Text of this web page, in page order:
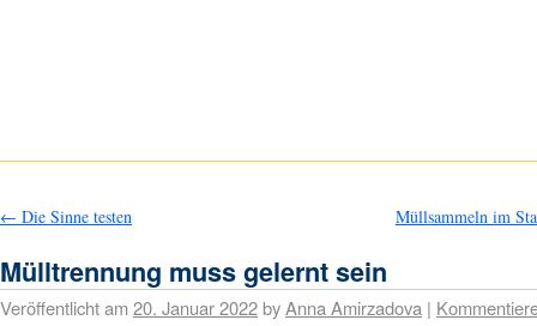
← Die Sinne testen Müllsammeln im
Mülltrennung muss gelernt sein
Veröffentlicht am20. Januar 2022byAnna Amirzadova |